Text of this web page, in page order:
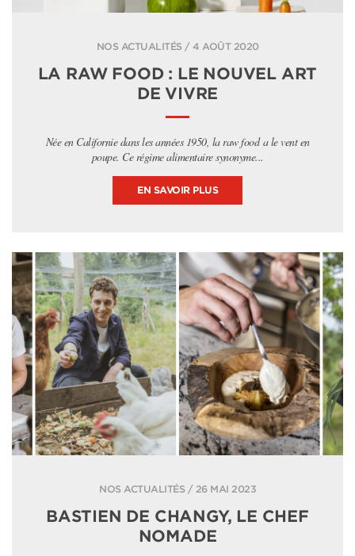
NOS ACTUALITÉS / 4 AOÛT 2020
LA RAW FOOD : LE NOUVEL ART
DE VIVRE
Née en Californie dans les années 1950, la raw food a le vent en
poupe. Ce régime alimentaire synonyme...
EN SAVOIR PLUS
NOS ACTUALITÉS / 26 MAI 2023
BASTIEN DE CHANGY, LE CHEF
NOMADE